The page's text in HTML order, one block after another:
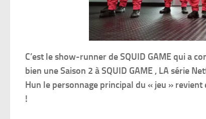
C’est le show-runner de SQUID GAME qui a
bien une Saison 2 à SQUID GAME , LA série
Hun le personnage principal du « jeu »
!